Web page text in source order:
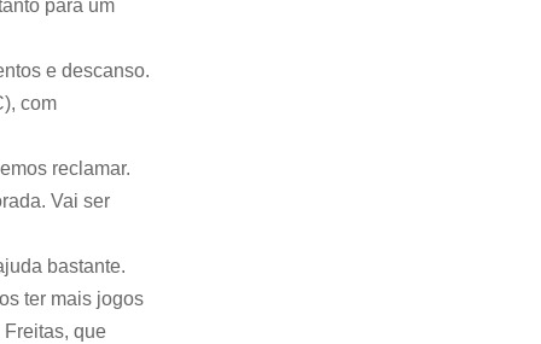
para um
e descanso.
com
reclamar.
Vai ser
bastante.
ter mais jogos
Freitas, que